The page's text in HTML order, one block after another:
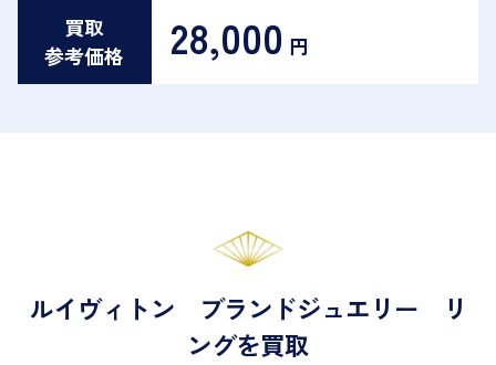
買取
参考価格
28,000 円
ルイヴィトン ブランドジュエリー リ
ングを買取